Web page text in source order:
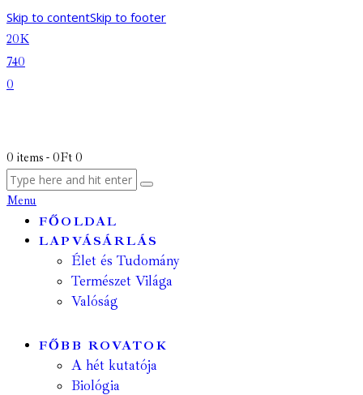
Skip to contentSkip to footer
20K
740
0
0 items - 0Ft 0
Menu
FŐOLDAL
LAPVÁSÁRLÁS
Élet és Tudomány
Természet Világa
Valóság
FŐBB ROVATOK
A hét kutatója
Biológia